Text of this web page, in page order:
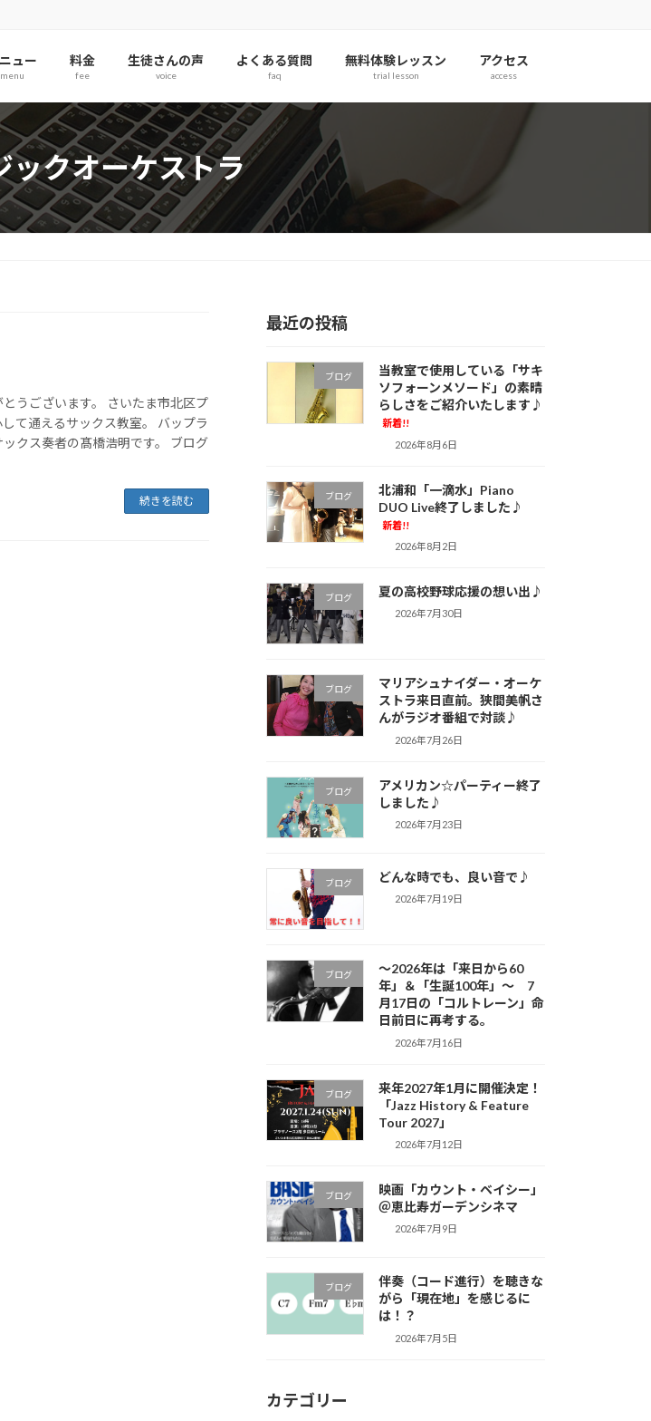
ュー
menu
料金
fee
生徒さんの声
voice
よくある質問
faq
無料体験レッスン
trial lesson
アクセス
access
ックオーケストラ
うございます。 さいたま市北区プ
て通えるサックス教室。 バップラ
クス奏者の髙橋浩明です。 ブログ
続きを読む
最近の投稿
ブログ
当教室で使用している「サキ
ソフォーンメソード」の素晴
らしさをご紹介いたします♪
新着!!
2026年8月6日
ブログ
北浦和「一滴水」Piano
DUO Live終了しました♪
新着!!
2026年8月2日
ブログ 夏の高校野球応援の想い出♪
2026年7月30日
ブログ
マリアシュナイダー・オーケ
ストラ来日直前。狭間美帆さ
んがラジオ番組で対談♪
2026年7月26日
ブログ
アメリカン☆パーティー終了
しました♪
2026年7月23日
ブログ どんな時でも、良い音で♪
2026年7月19日
ブログ
～2026年は「来日から60
年」＆「生誕100年」～ 7
月17日の「コルトレーン」命
日前日に再考する。
2026年7月16日
ブログ
来年2027年1月に開催決定！
「Jazz History & Feature
Tour 2027」
2026年7月12日
ブログ
映画「カウント・ベイシー」
＠恵比寿ガーデンシネマ
2026年7月9日
ブログ
伴奏（コード進行）を聴きな
がら「現在地」を感じるに
は！？
2026年7月5日
カテゴリー